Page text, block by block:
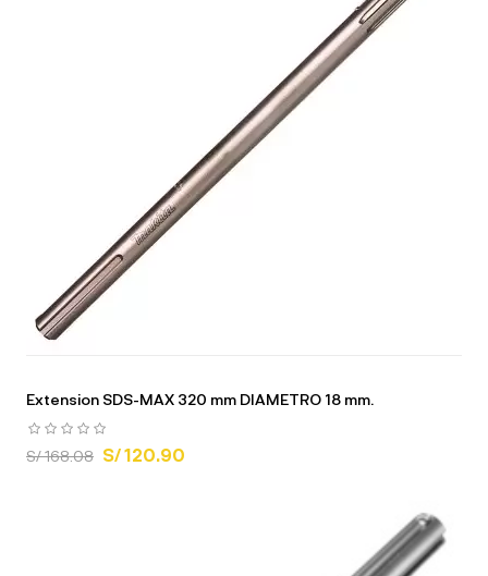
Extension SDS-MAX 320 mm DIAMETRO 18 mm.
S/ 168.08 S/ 120.90